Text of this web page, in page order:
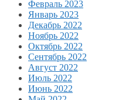
Февраль 2023
Январь 2023
Декабрь 2022
Ноябрь 2022
Октябрь 2022
Сентябрь 2022
Август 2022
Июль 2022
Июнь 2022